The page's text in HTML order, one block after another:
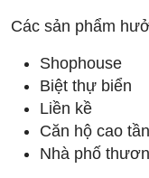
Các sản phẩm
Shophouse
Biệt thự biển
Liền kề
Căn hộ cao
Nhà phố